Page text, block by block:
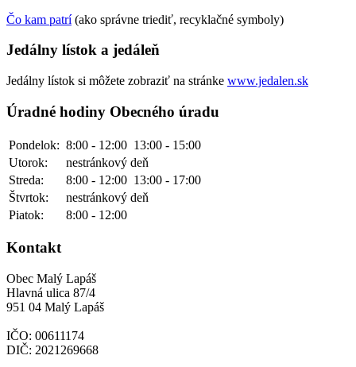
Čo kam patrí(ako správne triediť, recyklačné symboly)
Jedálny lístok a jedáleň
Jedálny lístok si môžete zobraziť na stránke www.jedalen.sk
Úradné hodiny Obecného úradu
Pondelok: 8:00 - 12:00 13:00 - 15:00
Utorok:
nestránkový deň
Streda:
8:00 - 12:00 13:00 - 17:00
Štvrtok:
nestránkový deň
Piatok:
8:00 - 12:00
Kontakt
Obec Malý Lapáš
Hlavná ulica 87/4
951 04 Malý Lapáš
IČO: 00611174
DIČ: 2021269668